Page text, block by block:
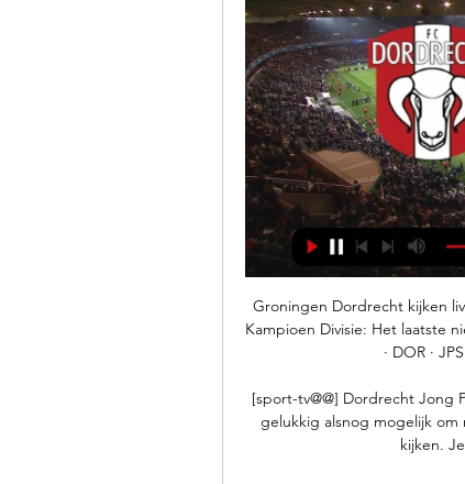
Groningen Dordrecht kijken
Kampioen Divisie: Het laatste
· DOR ·
[sport-tv@@] Dordrecht Jong
gelukkig alsnog mogelijk om
kijken.